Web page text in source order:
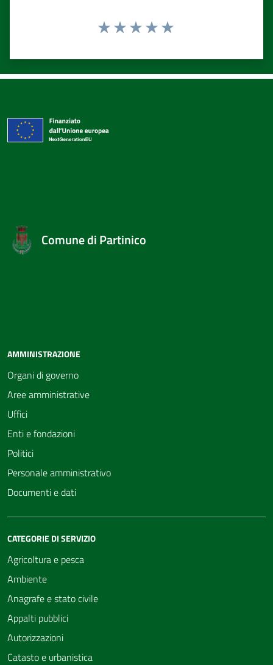
Comune di Partinico
AMMINISTRAZIONE
Organi di governo
Aree amministrative
Uffici
Enti e fondazioni
Politici
Personale amministrativo
Documenti e dati
CATEGORIE DI SERVIZIO
Agricoltura e pesca
Ambiente
Anagrafe e stato civile
Appalti pubblici
Autorizzazioni
Catasto e urbanistica